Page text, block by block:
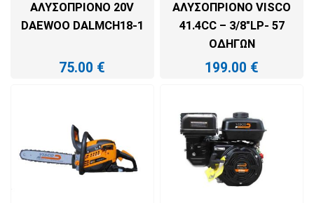
ΑΛΥΣΟΠΡΊΟΝΟ 20V
DAEWOO DALMCH18-1
75.00 €
ΑΛΥΣΟΠΡΊΟΝΟ VISCO
41.4CC – 3/8″LP- 57
ΟΔΗΓΏΝ
199.00 €